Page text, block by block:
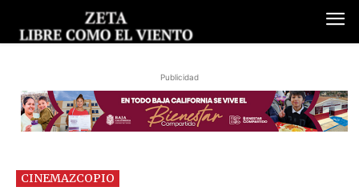
Publicidad
CINEMAZCOPIO